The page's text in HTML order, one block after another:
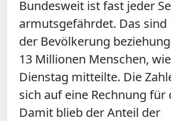
Bundesweit ist fast jeder
armutsgefährdet. Das sind
der Bevölkerung
13 Millionen Menschen,
Dienstag mitteilte. Die
sich auf eine Rechnung für
Damit blieb der Anteil der